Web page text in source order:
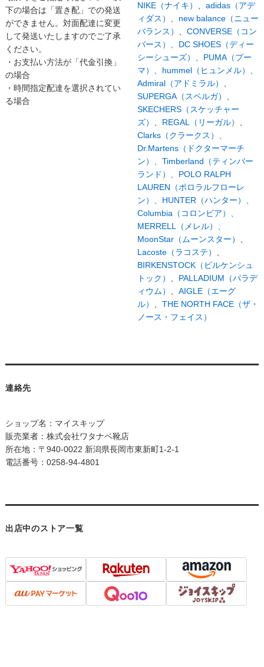
下の場合は「置き配」での発送
ができません。対面配達に変更
して発送いたしますのでご了承
ください。
・お支払い方法が「代金引換」
の場合
・時間指定配達を選択されてい
る場合
NIKE（ナイキ） 、 adidas（アデ
ィダス） 、 new balance（ニュー
バランス） 、 CONVERSE（コン
バース）、 DC SHOES（ディー
シーシューズ）、 PUMA（プー
マ）、 hummel（ヒュンメル）、
Admiral（アドミラル） 、
SUPERGA（スペルガ） 、
SKECHERS（スケッチャー
ズ） 、 REGAL（リーガル） 、
Clarks（クラークス）、
Dr.Martens（ドクターマーチ
ン）、 Timberland（ティンバー
ランド）、 POLO RALPH
LAUREN（ポロラルフローレ
ン）、 HUNTER（ハンター）、
Columbia（コロンビア）、
MERRELL（メレル）、
MoonStar（ムーンスター） 、
Lacoste（ラコステ） 、
BIRKENSTOCK（ビルケンシュ
トック） 、 PALLADIUM（パラデ
ィウム） 、 AIGLE（エーグ
ル） 、 THE NORTH FACE（ザ・
ノース・フェイス）
連絡先
ショップ名：マイスキップ
販売業者：株式会社ワタナベ靴店
所在地：〒940-0022 新潟県長岡市東新町1-2-1
電話番号：0258-94-4801
出店中のストア一覧